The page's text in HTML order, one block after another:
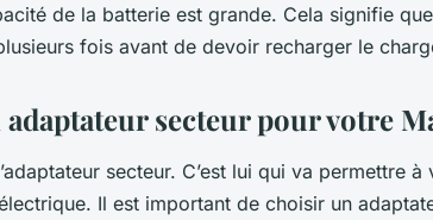
de la batterie est grande. Cela signifie
fois avant de devoir recharger le
secteur pour votre
secteur. C’est lui qui va permettre
Il est important de choisir un